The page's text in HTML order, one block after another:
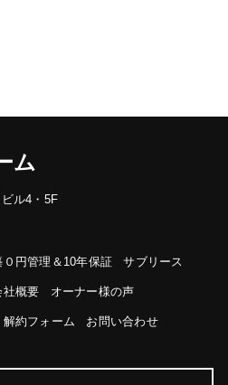
ム
ル4・5F
０円管理＆10年保証 サブリース
社概要 オーナー様の声
解約フォーム お問い合わせ